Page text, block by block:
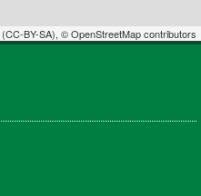
(CC-BY-SA), © OpenStreetMap contributors